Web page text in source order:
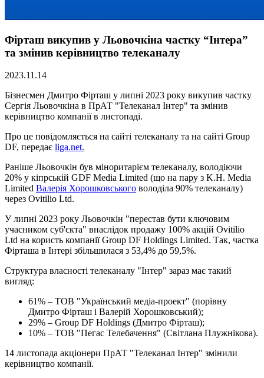
Фірташ викупив у Льовочкіна частку “Інтера”
та змінив керівництво телеканалу
2023.11.14
Бізнесмен Дмитро Фірташ у липні 2023 року викупив частку
Сергія Льовочкіна в ПрАТ "Телеканал Інтер" та змінив
керівництво компанії в листопаді.
Про це повідомляється на сайті телеканалу та на сайті Group
DF, передає liga.net.
Раніше Льовочкін був міноритарієм телеканалу, володіючи
20% у кіпрській GDF Media Limited (що на пару з K.H. Media
Limited Валерія Хорошковського володіла 90% телеканалу)
через Ovitilio Ltd.
У липні 2023 року Льовочкін "перестав бути ключовим
учасником суб'єкта" внаслідок продажу 100% акцій Ovitilio
Ltd на користь компанії Group DF Holdings Limited. Так, частка
Фірташа в Інтері збільшилася з 53,4% до 59,5%.
Структура власності телеканалу "Інтер" зараз має такий
вигляд:
61% – ТОВ "Український медіа-проект" (порівну
Дмитро Фірташ і Валерій Хорошковський);
29% – Group DF Holdings (Дмитро Фірташ);
10% – ТОВ "Пегас Телебачення" (Світлана Плужнікова).
14 листопада акціонери ПрАТ "Телеканал Інтер" змінили
керівництво компанії.